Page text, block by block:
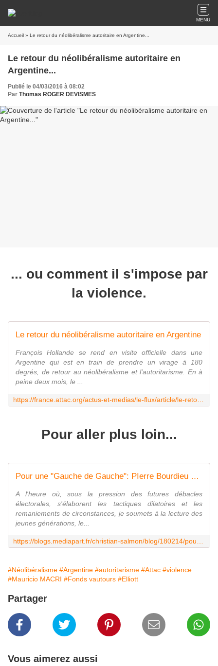
MENU
Accueil » Le retour du néolibéralisme autoritaire en Argentine...
Le retour du néolibéralisme autoritaire en
Argentine...
Publié le 04/03/2016 à 08:02
Par Thomas ROGER DEVISMES
... ou comment il s'impose par
la violence.
Le retour du néolibéralisme autoritaire en Argentine
François Hollande se rend en visite officielle dans une
Argentine qui est en train de prendre un virage à 180
degrés, de retour au néolibéralisme et l'autoritarisme. En à
peine deux mois, le ...
Pour aller plus loin...
Pour une "Gauche de Gauche": PIerre Bourdieu au pays du néolibéralisme déconcertant | Le Club de Mediapart
A l'heure où, sous la pression des futures débacles
électorales, s'élaborent les tactiques dilatoires et les
remaniements de circonstances, je soumets à la lecture des
jeunes générations, le...
#Néolibéralisme #Argentine #autoritarisme #Attac #violence
#Mauricio MACRI #Fonds vautours #Elliott
Partager
Vous aimerez aussi